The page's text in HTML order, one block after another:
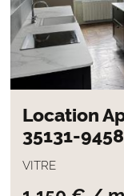
Location
35131-
VITRE